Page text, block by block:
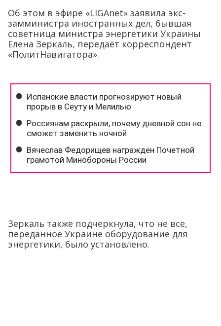
Об этом в эфире «LIGAnet» заявила экс-
замминистра иностранных дел, бывшая
советница министра энергетики Украины
Елена Зеркаль, передаёт корреспондент
«ПолитНавигатора».
Зеркаль также подчеркнула, что не все,
переданное Украине оборудование для
энергетики, было установлено.